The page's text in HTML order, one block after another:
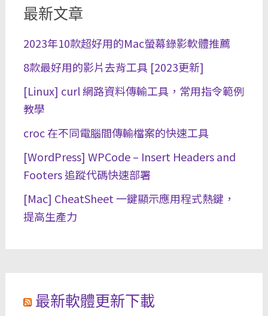
最新文章
2023年10款超好用的Mac螢幕錄影軟體推薦
8款最好用的影片去背工具 [2023更新]
[Linux] curl 網路資料傳輸工具，常用指令範例
教學
croc 在不同電腦間傳輸檔案的快速工具
[WordPress] WPCode – Insert Headers and
Footers 追蹤代碼快速部署
[Mac] CheatSheet 一鍵顯示應用程式熱鍵，
提高生產力
最新軟體更新下載